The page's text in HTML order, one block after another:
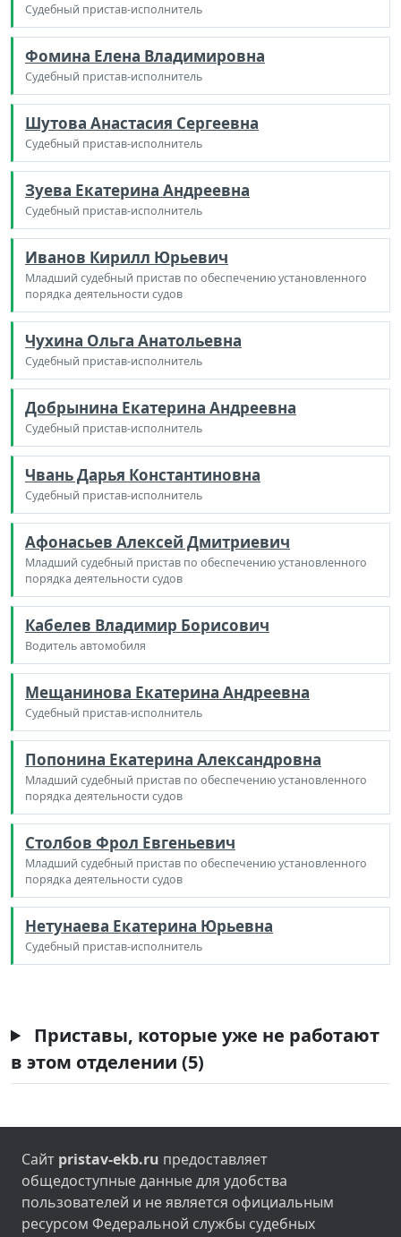
Судебный пристав-исполнитель
Фомина Елена Владимировна
Судебный пристав-исполнитель
Шутова Анастасия Сергеевна
Судебный пристав-исполнитель
Зуева Екатерина Андреевна
Судебный пристав-исполнитель
Иванов Кирилл Юрьевич
Младший судебный пристав по обеспечению установленного
порядка деятельности судов
Чухина Ольга Анатольевна
Судебный пристав-исполнитель
Добрынина Екатерина Андреевна
Судебный пристав-исполнитель
Чвань Дарья Константиновна
Судебный пристав-исполнитель
Афонасьев Алексей Дмитриевич
Младший судебный пристав по обеспечению установленного
порядка деятельности судов
Кабелев Владимир Борисович
Водитель автомобиля
Мещанинова Екатерина Андреевна
Судебный пристав-исполнитель
Попонина Екатерина Александровна
Младший судебный пристав по обеспечению установленного
порядка деятельности судов
Столбов Фрол Евгеньевич
Младший судебный пристав по обеспечению установленного
порядка деятельности судов
Нетунаева Екатерина Юрьевна
Судебный пристав-исполнитель
Приставы, которые уже не работают
в этом отделении (5)
Сайт pristav-ekb.ru предоставляет
общедоступные данные для удобства
пользователей и не является официальным
ресурсом Федеральной службы судебных